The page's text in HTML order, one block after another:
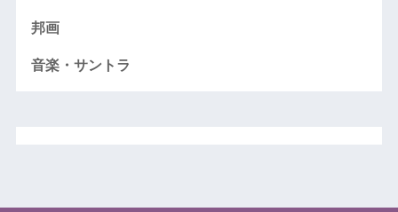
邦画
音楽・サントラ